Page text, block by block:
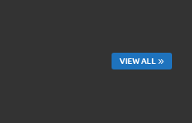
VIEW ALL